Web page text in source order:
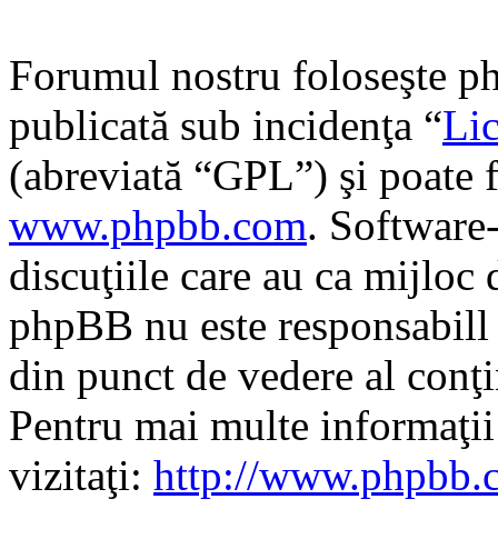
Forumul nostru foloseşte
publicată sub incidenţa “
(abreviată “GPL”) şi poate
www.phpbb.com.
discuţiile care au ca mijloc
phpBB nu este
din punct de vedere al
Pentru mai multe
vizitaţi: http://